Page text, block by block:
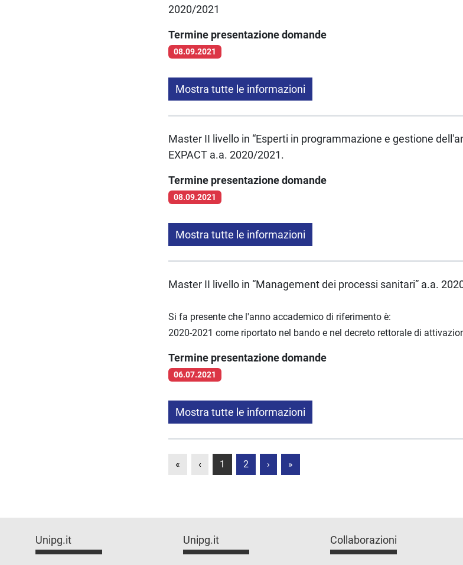
2020/2021
Termine presentazione domande
08.09.2021
Mostra tutte le informazioni
Master II livello in “Esperti in programmazione e gestione
EXPACT a.a. 2020/2021.
Termine presentazione domande
08.09.2021
Mostra tutte le informazioni
Master II livello in “Management dei processi sanitari” a.a.
Si fa presente che l'anno accademico di riferimento è:
2020-2021 come riportato nel bando e nel decreto rettorale di
Termine presentazione domande
06.07.2021
Mostra tutte le informazioni
« ‹ 1 2 › »
Unipg.it Unipg.it Collaborazioni